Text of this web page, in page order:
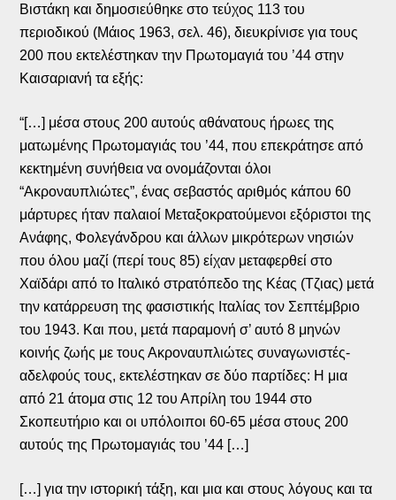
Βιστάκη και δημοσιεύθηκε στο τεύχος 113 του
περιοδικού (Μάιος 1963, σελ. 46), διευκρίνισε για τους
200 που εκτελέστηκαν την Πρωτομαγιά του ’44 στην
Καισαριανή τα εξής:
“[…] μέσα στους 200 αυτούς αθάνατους ήρωες της
ματωμένης Πρωτομαγιάς του ’44, που επεκράτησε από
κεκτημένη συνήθεια να ονομάζονται όλοι
“Ακροναυπλιώτες”, ένας σεβαστός αριθμός κάπου 60
μάρτυρες ήταν παλαιοί Μεταξοκρατούμενοι εξόριστοι της
Ανάφης, Φολεγάνδρου και άλλων μικρότερων νησιών
που όλου μαζί (περί τους 85) είχαν μεταφερθεί στο
Χαϊδάρι από το Ιταλικό στρατόπεδο της Κέας (Τζιας) μετά
την κατάρρευση της φασιστικής Ιταλίας τον Σεπτέμβριο
του 1943. Και που, μετά παραμονή σ’ αυτό 8 μηνών
κοινής ζωής με τους Ακροναυπλιώτες συναγωνιστές-
αδελφούς τους, εκτελέστηκαν σε δύο παρτίδες: Η μια
από 21 άτομα στις 12 του Απρίλη του 1944 στο
Σκοπευτήριο και οι υπόλοιποι 60-65 μέσα στους 200
αυτούς της Πρωτομαγιάς του ’44 […]
[…] για την ιστορική τάξη, και μια και στους λόγους και τα